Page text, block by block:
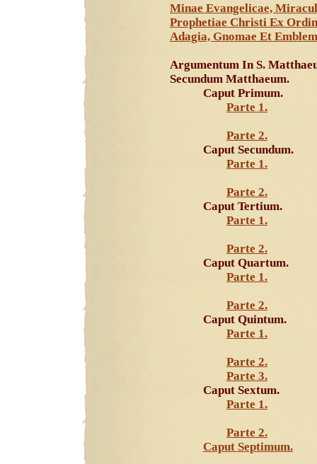
Minae Evangelicae,
Prophetiae Christi Ex
Adagia, Gnomae Et
Argumentum In S.
Secundum Matthaeum.
Caput Primum.
Parte 1.
Parte 2.
Caput Secundum.
Parte 1.
Parte 2.
Caput Tertium.
Parte 1.
Parte 2.
Caput Quartum.
Parte 1.
Parte 2.
Caput Quintum.
Parte 1.
Parte 2.
Parte 3.
Caput Sextum.
Parte 1.
Parte 2.
Caput Septimum.